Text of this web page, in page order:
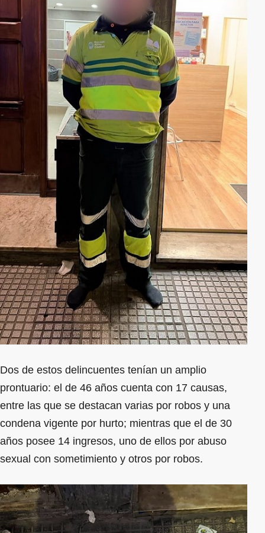
Dos de estos delincuentes tenían un amplio
prontuario: el de 46 años cuenta con 17 causas,
entre las que se destacan varias por robos y una
condena vigente por hurto; mientras que el de 30
años posee 14 ingresos, uno de ellos por abuso
sexual con sometimiento y otros por robos.